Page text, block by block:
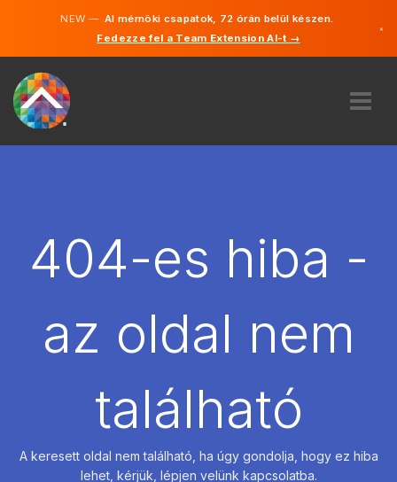
NEW —AI mérnöki csapatok, 72 órán belül készen.
Fedezze fel a Team Extension AI-t →
×
BÉREL
404-es hiba -
az oldal nem
található
A keresett oldal nem található, ha úgy gondolja, hogy ez hiba
lehet, kérjük, lépjen velünk kapcsolatba.